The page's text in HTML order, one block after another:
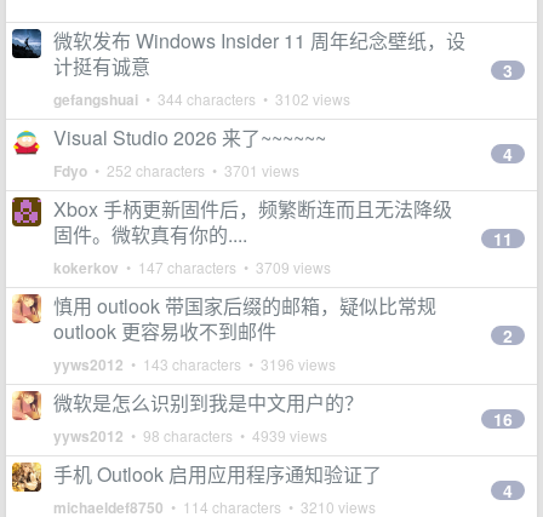
微软发布 Windows Insider 11 周年纪念壁纸，设
计挺有诚意
gefangshuai • 344 characters • 3102 views
3
Visual Studio 2026 来了~~~~~~
Fdyo • 252 characters • 3701 views
4
Xbox 手柄更新固件后，频繁断连而且无法降级
固件。微软真有你的....
kokerkov • 147 characters • 3709 views
11
慎用 outlook 带国家后缀的邮箱，疑似比常规
outlook 更容易收不到邮件
yyws2012 • 143 characters • 3196 views
2
微软是怎么识别到我是中文用户的？
yyws2012 • 98 characters • 4939 views
16
手机 Outlook 启用应用程序通知验证了
michaeldef8750 • 114 characters • 3210 views
4